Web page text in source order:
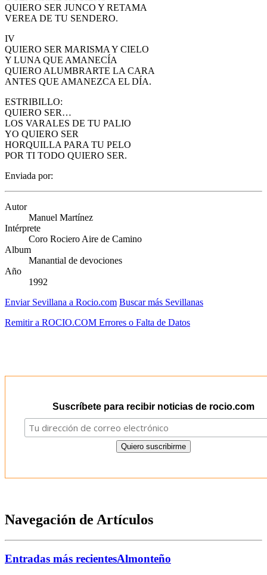
QUIERO SER JUNCO Y RETAMA
VEREA DE TU SENDERO.
IV
QUIERO SER MARISMA Y CIELO
Y LUNA QUE AMANECÍA
QUIERO ALUMBRARTE LA CARA
ANTES QUE AMANEZCA EL DÍA.
ESTRIBILLO:
QUIERO SER…
LOS VARALES DE TU PALIO
YO QUIERO SER
HORQUILLA PARA TU PELO
POR TI TODO QUIERO SER.
Enviada por:
Autor
Manuel Martínez
Intérprete
Coro Rociero Aire de Camino
Album
Manantial de devociones
Año
1992
Enviar Sevillana a Rocio.com Buscar más Sevillanas
Remitir a ROCIO.COM Errores o Falta de Datos
Suscríbete para recibir noticias de rocio.com
Navegación de Artículos
Entradas más recientesAlmonteño
Quiero hacer el camino,¿que tengo que hacer?